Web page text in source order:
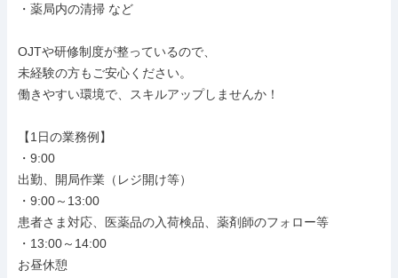
・薬局内の清掃 など
OJTや研修制度が整っているので、
未経験の方もご安心ください。
働きやすい環境で、スキルアップしませんか！
【1日の業務例】
・9:00
出勤、開局作業（レジ開け等）
・9:00～13:00
患者さま対応、医薬品の入荷検品、薬剤師のフォロー等
・13:00～14:00
お昼休憩